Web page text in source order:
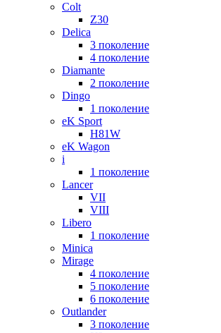
Colt
Z30
Delica
3 поколение
4 поколение
Diamante
2 поколение
Dingo
1 поколение
eK Sport
H81W
eK Wagon
i
1 поколение
Lancer
VII
VIII
Libero
1 поколение
Minica
Mirage
4 поколение
5 поколение
6 поколение
Outlander
3 поколение